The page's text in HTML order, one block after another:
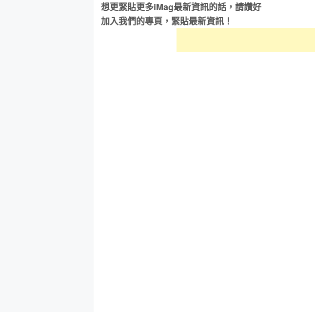
想更緊貼更多iMag最新資訊的話，請讚好
加入我們的專頁，緊貼最新資訊！